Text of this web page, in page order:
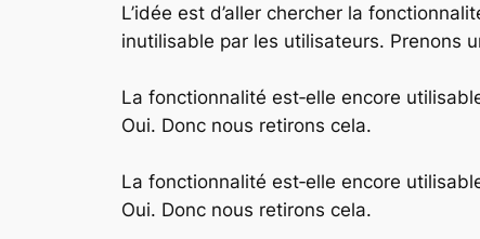
L’idée est d’aller chercher la
inutilisable par les utilisateurs. Prenons
La fonctionnalité est‑elle encore
Oui. Donc nous retirons cela.
La fonctionnalité est‑elle encore
Oui. Donc nous retirons cela.